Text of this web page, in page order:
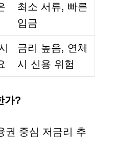
최소 서류, 빠른
입금
금리 높음, 연체
시 신용 위험
가?
권 중심 저금리 추